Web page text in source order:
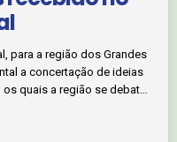
para a região dos Grandes
a concertação de ideias
quais a região se debate,
de Luanda, joga um